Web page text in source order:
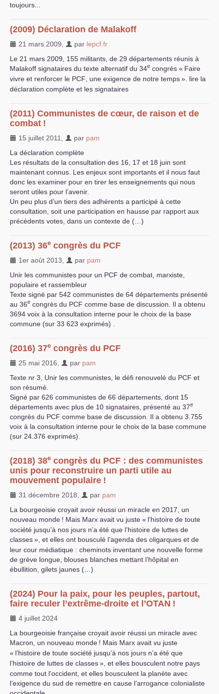
toujours...
(2009) Déclaration de Malakoff
21 mars 2009 par lepcf.fr
Le 21 mars 2009, 155 militants, de 29 départements réunis à
Malakoff signataires du texte alternatif du 34e congrès « Faire
vivre et renforcer le PCF , une exigence de notre temps». lire la
déclaration complète et les signataires
(2011) Communistes de cœur, de raison et de
combat !
15 juillet 2011 par pam
La déclaration complète
Les résultats de la consultation des 16, 17 et 18 juin sont
maintenant connus. Les enjeux sont importants et il nous faut
donc les examiner pour en tirer les enseignements qui nous
seront utiles pour l’avenir.
Un peu plus d’un tiers des adhérents a participé à cette
consultation, soit une participation en hausse par rapport aux
précédents votes, dans un contexte de (…)
(2013) 36e congrès du PCF
1er août 2013 par pam
Unir les communistes pour un PCF de combat, marxiste,
populaire et rassembleur
Texte signé par 542 communistes de 64 départements présenté
au 36e congrès du PCF comme base de discussion. Il a obtenu
3694 voix à la consultation interne pour le choix de la base
commune (sur 33 623 exprimés) .
(2016) 37e congrès du PCF
25 mai 2016 par pam
Texte nr 3, Unir les communistes, le défi renouvelé du PCF et
son résumé.
Signé par 626 communistes de 66 départements, dont 15
départements avec plus de 10 signataires, présenté au 37e
congrès du PCF comme base de discussion. Il a obtenu 3.755
voix à la consultation interne pour le choix de la base commune
(sur 24.376 exprimés).
(2018) 38e congrès du PCF : des communistes
unis pour reconstruire un parti utile au
mouvement populaire !
31 décembre 2018 par pam
La bourgeoisie croyait avoir réussi un miracle en 2017, un
nouveau monde ! Mais Marx avait vu juste « l’histoire de toute
société jusqu’à nos jours n’a été que l’histoire de luttes de
classes», et elles ont bousculé l’agenda des oligarques et de
leur cour médiatique : cheminots inventant une nouvelle forme
de grève longue, blouses blanches mettant l’hôpital en
ébullition, gilets jaunes (…)
(2024) Pour la paix, pour les peuples, partout,
faire reculer l’extrême-droite et l’OTAN !
4 juillet 2024
La bourgeoisie française croyait avoir réussi un miracle avec
Macron, un nouveau monde ! Mais Marx avait vu juste
« l’histoire de toute société jusqu’à nos jours n’a été que
l’histoire de luttes de classes», et elles bousculent notre pays
comme tout l’occident, et elles bousculent la planète avec
l’exigence du sud de remettre en cause l’arrogance colonialiste